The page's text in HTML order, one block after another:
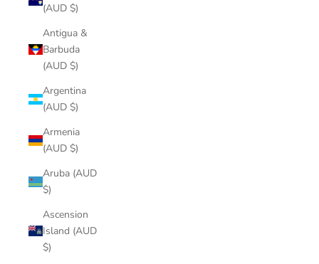
(AUD $)
Antigua &
Barbuda
(AUD $)
Argentina
(AUD $)
Armenia
(AUD $)
Aruba (AUD
$)
Ascension
Island (AUD
$)